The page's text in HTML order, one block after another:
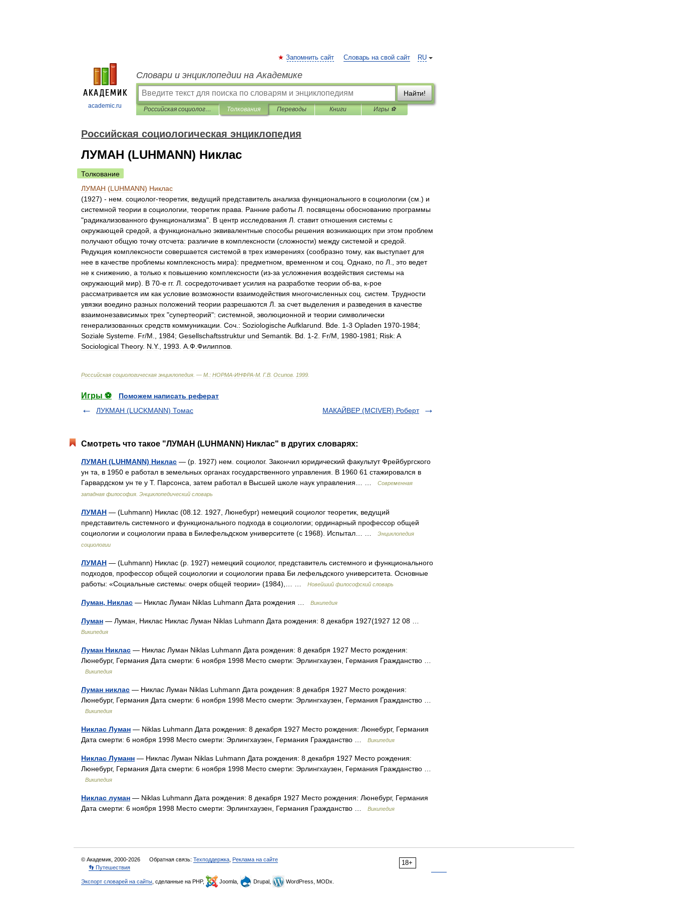
academic.ru
RU
Запомнить сайт Словарь на свой сайт
Словари и энциклопедии на Академике
Найти!
Российская социологическая энциклопедия Толкования Переводы Книги Игры ⚽
Российская социологическая энциклопедия
ЛУМАН (LUHMANN) Никлас
Толкование
ЛУМАН (LUHMANN) Никлас
(1927) - нем социолог-теоретик ведущий представитель анализа функционального в социологии (см .) и
системной теории в социологии теоретик права Ранние работы Л посвящены обоснованию программы
"радикализованного функционализма". В центр исследования Л ставит отношения системы с
окружающей средой а функционально эквивалентные способы решения возникающих при этом проблем
получают общую точку отсчета: различие в комплексности (сложности) между системой и средой
Редукция комплексности совершается системой в трех измерениях (сообразно тому, как выступает для
нее в качестве проблемы комплексность мира): предметном временном и соц Однако по Л это ведет
не к снижению а только к повышению комплексности (из-за усложнения воздействия системы на
окружающий мир). В 70-е гг. Л сосредоточивает усилия на разработке теории об-ва к-рое
рассматривается им как условие возможности взаимодействия многочисленных соц систем Трудности
увязки воедино разных положений теории разрешаются Л за счет выделения и разведения в качестве
взаимонезависимых трех "супертеорий": системной эволюционной и теории символически
генерализованных средств коммуникации Соч : SoziologischeAufklarund Bde 1-3 Opladen 1970-1984;
Soziale Systeme Fr/M 1984; Gesellschaftsstruktur und Semantik Bd 1-2 Fr/M 1980-1981 ; Risk: A
Sociological Theory. N Y., 1993 А Ф Филиппов
Российская социологическая энциклопедия . — М : НОРМА-ИНФРА-М Г.В Осипов 1999
Игры ⚽
Поможем написать реферат
ЛУКМАН (LUCKMANN) Томас
МАКАЙВЕР (MCIVER) Роберт
Смотреть что такое "ЛУМАН (LUHMANN) Никлас" в других словарях:
ЛУМАН (LUHMANN) Никлас — (р. 1927) нем. социолог. Закончил юридический факультут Фрейбургского
ун та, в 1950 е работал в земельных органах государственного управления. В 1960 61 стажировался в
Гарвардском ун те у Т. Парсонса, затем работал в Высшей школе наук управления… …
Современная
западная философия. Энциклопедический словарь
ЛУМАН — (Luhmann) Никлас (08.12. 1927, Люнебург) немецкий социолог теоретик, ведущий
представитель системного и функционального подхода в социологии; ординарный профессор общей
социологии и социологии права в Билефельдском университете (с 1968). Испытал… …
Энциклопедия
социологии
ЛУМАН — (Luhmann) Никлас (р. 1927) немецкий социолог, представитель системного и функционального
подходов, профессор общей социологии и социологии права Би лефельдского университета. Основные
работы: «Социальные системы: очерк общей теории» (1984),… …
Новейший философский словарь
Луман, Никлас — Никлас Луман Niklas Luhmann Дата рождения … Википедия
Луман — Луман, Никлас Никлас Луман Niklas Luhmann Дата рождения: 8 декабря 1927(1927 12 08 …
Википедия
Луман Никлас — Никлас Луман Niklas Luhmann Дата рождения: 8 декабря 1927 Место рождения:
Люнебург, Германия Дата смерти: 6 ноября 1998 Место смерти: Эрлингхаузен, Германия Гражданство …
Википедия
Луман никлас — Никлас Луман Niklas Luhmann Дата рождения: 8 декабря 1927 Место рождения:
Люнебург, Германия Дата смерти: 6 ноября 1998 Место смерти: Эрлингхаузен, Германия Гражданство …
Википедия
Никлас Луман — Niklas Luhmann Дата рождения: 8 декабря 1927 Место рождения: Люнебург, Германия
Дата смерти: 6 ноября 1998 Место смерти: Эрлингхаузен, Германия Гражданство …
Википедия
Никлас Луманн — Никлас Луман Niklas Luhmann Дата рождения: 8 декабря 1927 Место рождения:
Люнебург, Германия Дата смерти: 6 ноября 1998 Место смерти: Эрлингхаузен, Германия Гражданство …
Википедия
Никлас луман — Niklas Luhmann Дата рождения: 8 декабря 1927 Место рождения: Люнебург, Германия
Дата смерти: 6 ноября 1998 Место смерти: Эрлингхаузен, Германия Гражданство …
Википедия
18+
© Академик, 2000-2026 Обратная связь: Техподдержка Реклама на сайте
👣 Путешествия
Экспорт словарей на сайты , сделанные на PHP, Joomla, Drupal, WordPress, MODx.